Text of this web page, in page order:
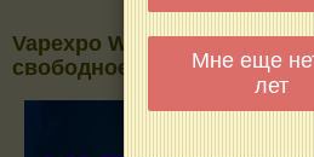
Мне еще
лет
Vapexpo Warsaw 2016:
свободное парение.